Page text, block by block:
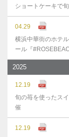
ショートケーキで
04.29
横浜中華街のホテ
ール『
2025
12.19
旬の苺を使ったス
催
12.19